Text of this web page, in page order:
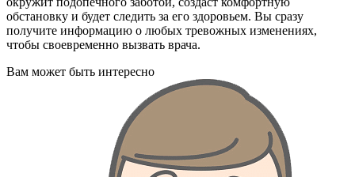
обстановку и будет следить за его здоровьем. Вы сразу
получите информацию о любых тревожных изменениях,
чтобы своевременно вызвать врача.
Вам может быть интересно